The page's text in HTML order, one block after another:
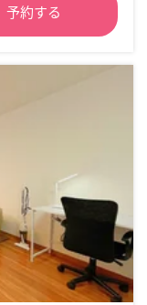
予約する